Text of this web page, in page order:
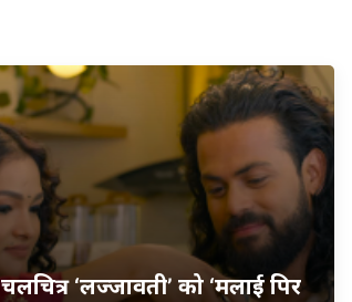
चलचित्र ‘लज्जावती’ को ‘मलाई पिर